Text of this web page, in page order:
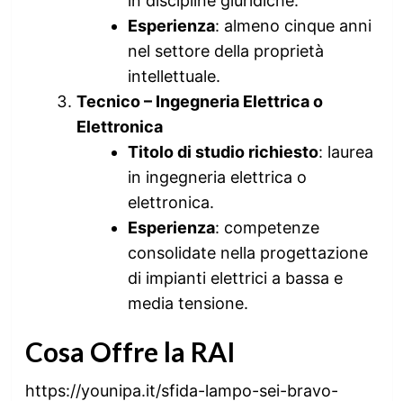
Esperienza: almeno cinque anni
nel settore della proprietà
intellettuale.
Tecnico – Ingegneria Elettrica o
Elettronica
Titolo di studio richiesto: laurea
in ingegneria elettrica o
elettronica.
Esperienza: competenze
consolidate nella progettazione
di impianti elettrici a bassa e
media tensione.
Cosa Offre la RAI
https://younipa.it/sfida-lampo-sei-bravo-